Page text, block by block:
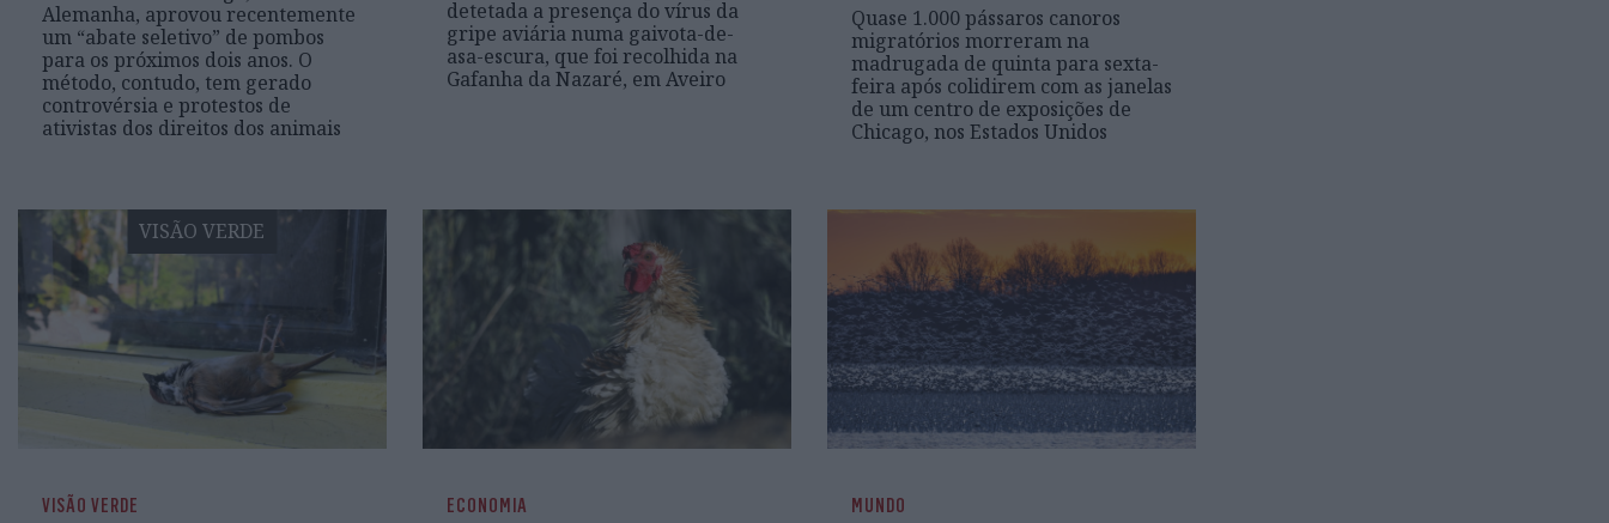
Alemanha, aprovou recentemente
um “abate seletivo” de pombos
para os próximos dois anos. O
método, contudo, tem gerado
controvérsia e protestos de
ativistas dos direitos dos animais
detetada a presença do vírus da
gripe aviária numa gaivota-de-
asa-escura, que foi recolhida na
Gafanha da Nazaré, em Aveiro
Quase 1.000 pássaros canoros
migratórios morreram na
madrugada de quinta para sexta-
feira após colidirem com as janelas
de um centro de exposições de
Chicago, nos Estados Unidos
VISÃO VERDE
VISÃO VERDE ECONOMIA MUNDO